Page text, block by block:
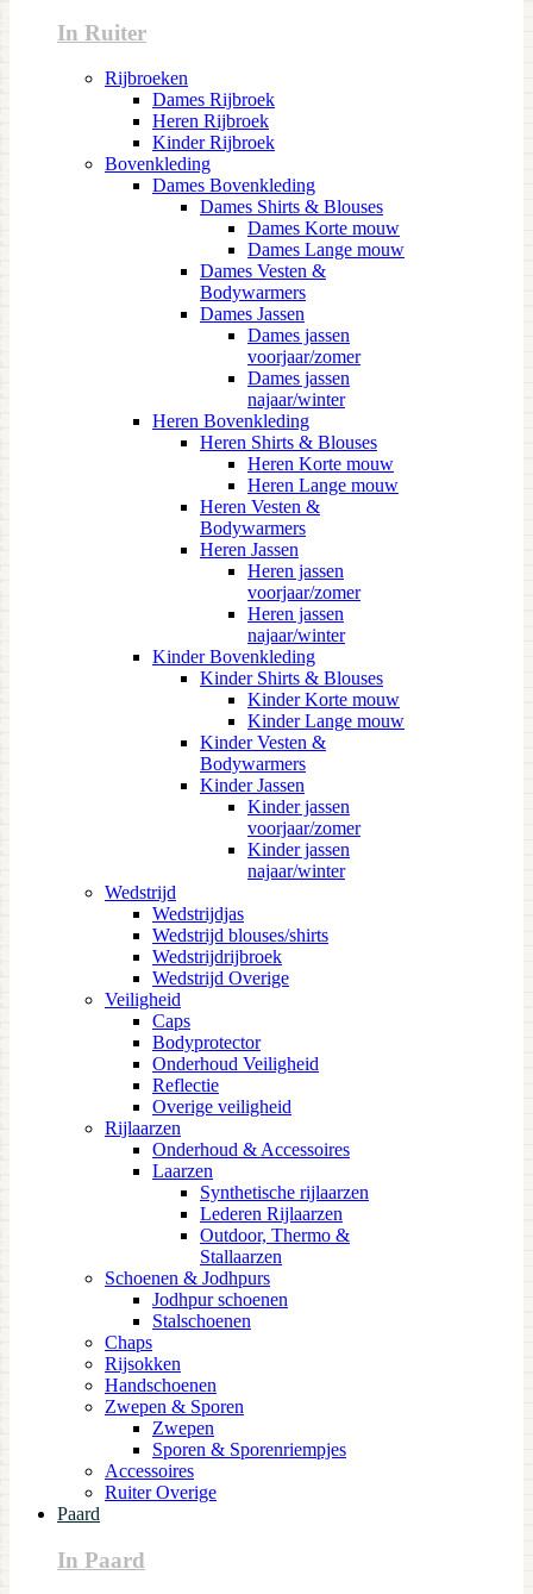
In Ruiter
Rijbroeken
Dames Rijbroek
Heren Rijbroek
Kinder Rijbroek
Bovenkleding
Dames Bovenkleding
Dames Shirts & Blouses
Dames Korte mouw
Dames Lange mouw
Dames Vesten &
Bodywarmers
Dames Jassen
Dames jassen
voorjaar/zomer
Dames jassen
najaar/winter
Heren Bovenkleding
Heren Shirts & Blouses
Heren Korte mouw
Heren Lange mouw
Heren Vesten &
Bodywarmers
Heren Jassen
Heren jassen
voorjaar/zomer
Heren jassen
najaar/winter
Kinder Bovenkleding
Kinder Shirts & Blouses
Kinder Korte mouw
Kinder Lange mouw
Kinder Vesten &
Bodywarmers
Kinder Jassen
Kinder jassen
voorjaar/zomer
Kinder jassen
najaar/winter
Wedstrijd
Wedstrijdjas
Wedstrijd blouses/shirts
Wedstrijdrijbroek
Wedstrijd Overige
Veiligheid
Caps
Bodyprotector
Onderhoud Veiligheid
Reflectie
Overige veiligheid
Rijlaarzen
Onderhoud & Accessoires
Laarzen
Synthetische rijlaarzen
Lederen Rijlaarzen
Outdoor, Thermo &
Stallaarzen
Schoenen & Jodhpurs
Jodhpur schoenen
Stalschoenen
Chaps
Rijsokken
Handschoenen
Zwepen & Sporen
Zwepen
Sporen & Sporenriempjes
Accessoires
Ruiter Overige
Paard
In Paard